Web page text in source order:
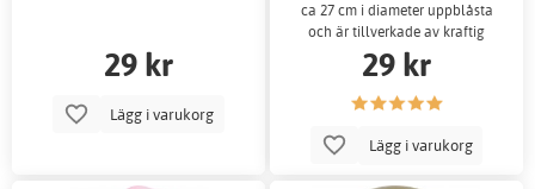
29 kr
Lägg i varukorg
ca 27 cm i diameter uppblåsta
och är tillverkade av kraftig
latex med metal
29 kr
Lägg i varukorg